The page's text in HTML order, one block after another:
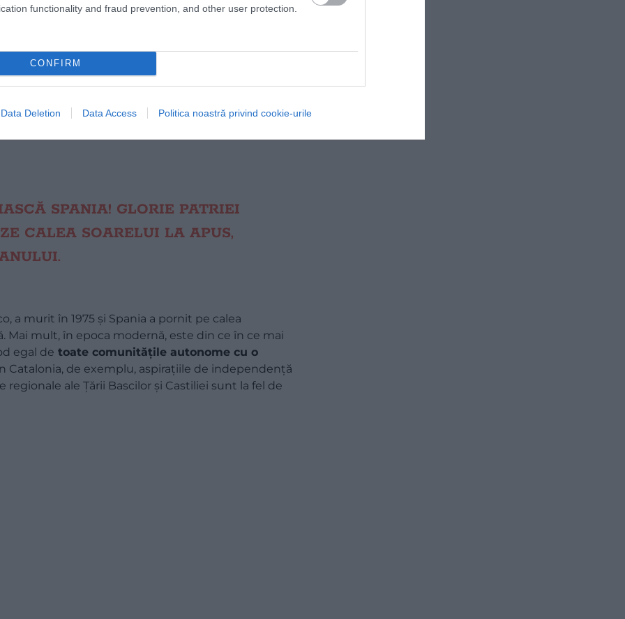
functionality and fraud prevention, and other user protection.
CONFIRM
Data Deletion Data Access Politica noastră privind cookie-urile
SPANIA! GLORIE PATRIEI
CALEA SOARELUI LA APUS,
a murit în 1975 și Spania a pornit pe calea
Mai mult, în epoca modernă, este din ce în ce mai
egal de toate comunitățile autonome cu o
Catalonia, de exemplu, aspirațiile de independență
ale Țării Bascilor și Castiliei sunt la fel de